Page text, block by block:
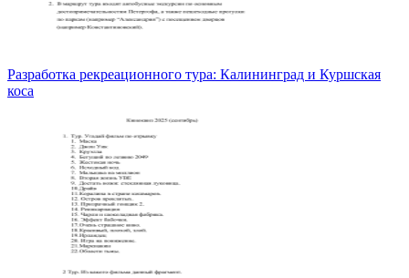
Разработка рекреационного тура: Калининград и Куршская
коса